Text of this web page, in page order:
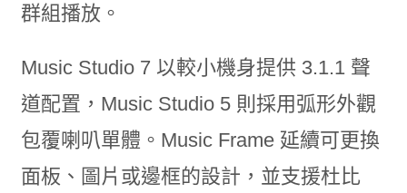
群組播放。
Music Studio 7 以較小機身提供 3.1.1 聲
道配置，Music Studio 5 則採用弧形外觀
包覆喇叭單體。Music Frame 延續可更換
面板、圖片或邊框的設計，並支援杜比